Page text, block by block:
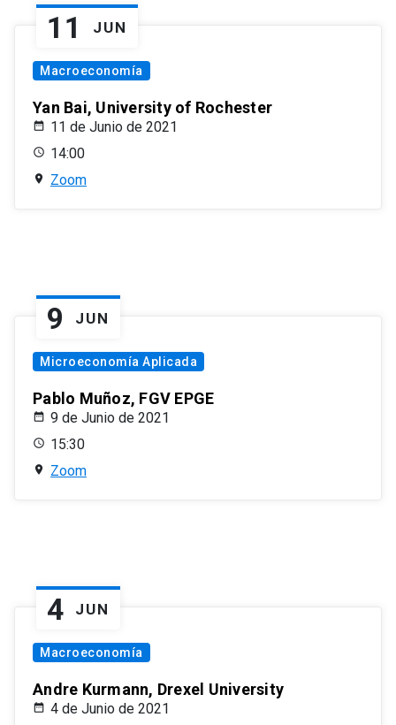
11 JUN
Macroeconomía
Yan Bai, University of Rochester
11 de Junio de 2021
14:00
Zoom
9 JUN
Microeconomía Aplicada
Pablo Muñoz, FGV EPGE
9 de Junio de 2021
15:30
Zoom
4 JUN
Macroeconomía
Andre Kurmann, Drexel University
4 de Junio de 2021